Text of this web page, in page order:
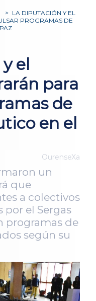
> LA DIPUTACIÓN Y EL
PROGRAMAS DE
el
para
de
en el
OurenseXa
un
que
a colectivos
el Sergas
programas de
según su